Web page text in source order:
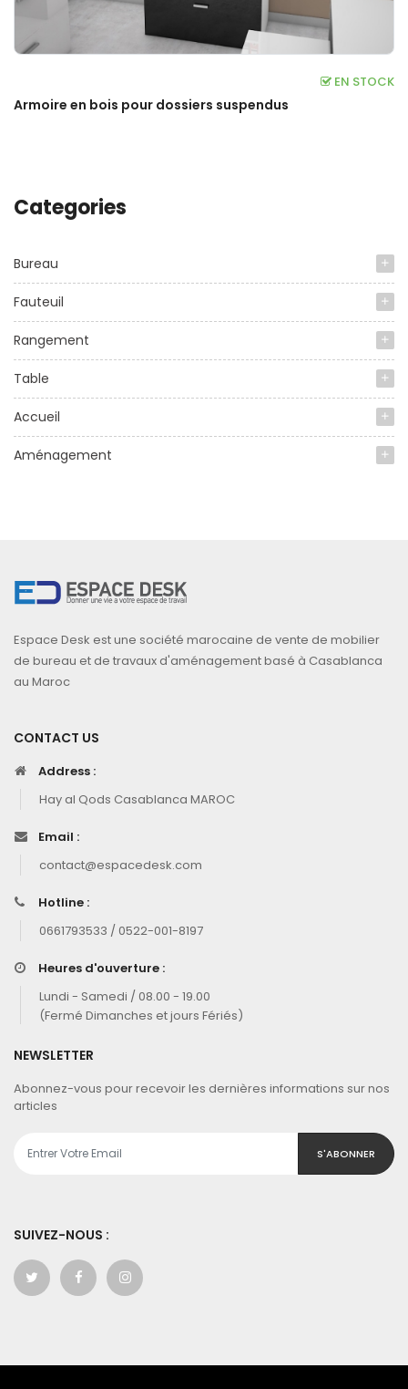
EN STOCK
Armoire en bois pour dossiers suspendus
Categories
Bureau
Fauteuil
Rangement
Table
Accueil
Aménagement
Espace Desk est une société marocaine de vente de mobilier
de bureau et de travaux d'aménagement basé à Casablanca
au Maroc
CONTACT US
Address :
Hay al Qods Casablanca MAROC
Email :
contact@espacedesk.com
Hotline :
0661793533 / 0522-001-8197
Heures d'ouverture :
Lundi - Samedi / 08.00 - 19.00
(Fermé Dimanches et jours Fériés)
NEWSLETTER
Abonnez-vous pour recevoir les dernières informations sur nos
articles
S'ABONNER
SUIVEZ-NOUS :